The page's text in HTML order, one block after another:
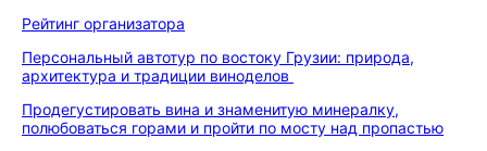
Рейтинг организатора
Персональный автотур по востоку Грузии: природа,
архитектура и традиции виноделов
Продегустировать вина и знаменитую минералку,
полюбоваться горами и пройти по мосту над пропастью